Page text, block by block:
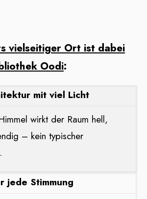
vielseitiger Ort ist dabei
Oodi:
mit viel Licht
wirkt der Raum hell,
– kein typischer
jede Stimmung